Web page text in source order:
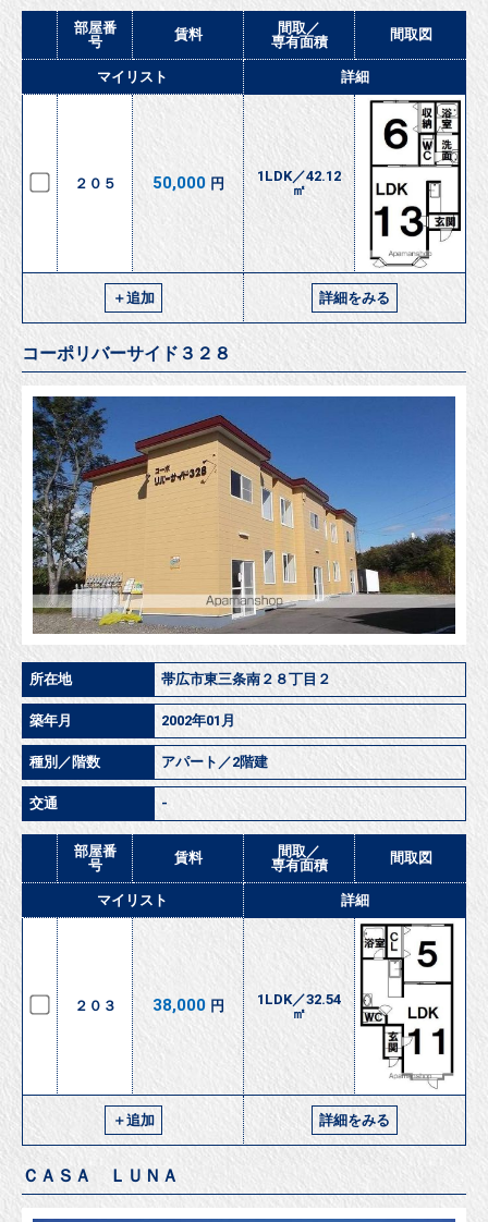
部屋番
号
賃料
間取／
専有面積
間取図
マイリスト 詳細
２０５ 50,000 円
1LDK／42.12
㎡
＋追加 詳細をみる
コーポリバーサイド３２８
所在地 帯広市東三条南２８丁目２
築年月 2002年01月
種別／階数 アパート／2階建
交通 -
部屋番
号
賃料
間取／
専有面積
間取図
マイリスト 詳細
２０３ 38,000 円
1LDK／32.54
㎡
＋追加 詳細をみる
ＣＡＳＡ ＬＵＮＡ